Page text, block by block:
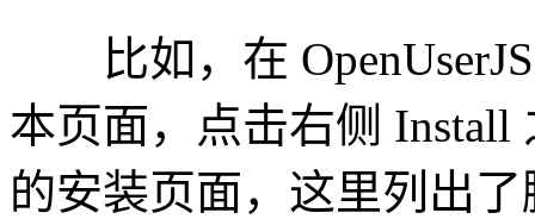
比如，在 OpenUserJS
本页面，点击右侧 Install
的安装页面，这里列出